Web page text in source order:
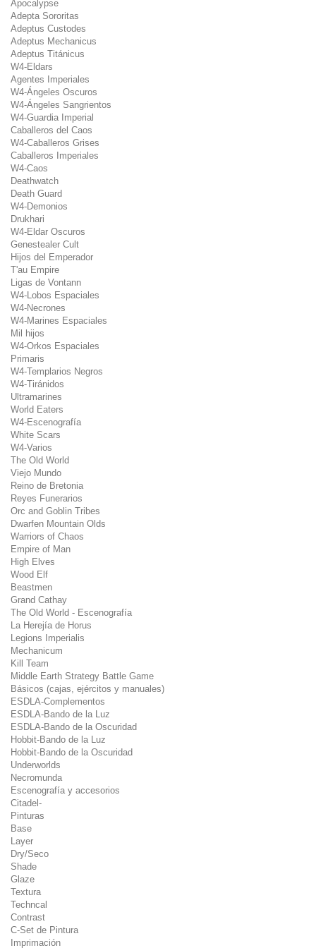
Apocalypse
Adepta Sororitas
Adeptus Custodes
Adeptus Mechanicus
Adeptus Titánicus
W4-Eldars
Agentes Imperiales
W4-Ángeles Oscuros
W4-Ángeles Sangrientos
W4-Guardia Imperial
Caballeros del Caos
W4-Caballeros Grises
Caballeros Imperiales
W4-Caos
Deathwatch
Death Guard
W4-Demonios
Drukhari
W4-Eldar Oscuros
Genestealer Cult
Hijos del Emperador
T'au Empire
Ligas de Vontann
W4-Lobos Espaciales
W4-Necrones
W4-Marines Espaciales
Mil hijos
W4-Orkos Espaciales
Primaris
W4-Templarios Negros
W4-Tiránidos
Ultramarines
World Eaters
W4-Escenografía
White Scars
W4-Varios
The Old World
Viejo Mundo
Reino de Bretonia
Reyes Funerarios
Orc and Goblin Tribes
Dwarfen Mountain Olds
Warriors of Chaos
Empire of Man
High Elves
Wood Elf
Beastmen
Grand Cathay
The Old World - Escenografía
La Herejía de Horus
Legions Imperialis
Mechanicum
Kill Team
Middle Earth Strategy Battle Game
Básicos (cajas, ejércitos y manuales)
ESDLA-Complementos
ESDLA-Bando de la Luz
ESDLA-Bando de la Oscuridad
Hobbit-Bando de la Luz
Hobbit-Bando de la Oscuridad
Underworlds
Necromunda
Escenografía y accesorios
Citadel-
Pinturas
Base
Layer
Dry/Seco
Shade
Glaze
Textura
Techncal
Contrast
C-Set de Pintura
Imprimación